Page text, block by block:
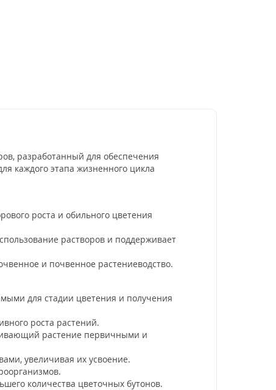
разработанный для обеспечения
каждого этапа жизненного цикла
роста и обильного цветения
растворов и поддерживает
и почвенное растениеводство.
для стадии цветения и получения
роста растений.
растение первичными и
увеличивая их усвоение.
количества цветочных бутонов.